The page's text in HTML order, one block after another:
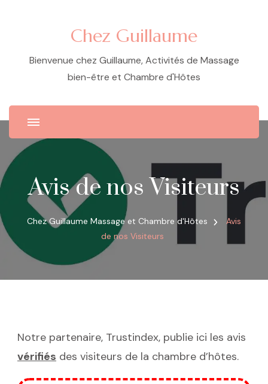
Chez Guillaume
Bienvenue chez Guillaume, Activités de Massage
bien-être et Chambre d'Hôtes
Avis de nos Visiteurs
Chez Guillaume Massage et Chambre d'Hôtes
Avis
de nos Visiteurs
Notre partenaire, Trustindex, publie ici les avis
vérifiés des visiteurs de la chambre d’hôtes.